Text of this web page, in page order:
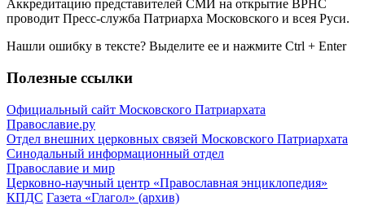
Аккредитацию представителей СМИ на открытие ВРНС
проводит Пресс-служба Патриарха Московского и всея Руси.
Нашли ошибку в тексте? Выделите ее и нажмите Ctrl + Enter
Полезные ссылки
Официальный сайт Московского Патриархата
Православие.ру
Отдел внешних церковных связей Московского Патриархата
Синодальный информационный отдел
Православие и мир
Церковно-научный центр «Православная энциклопедия»
КПДС Газета «Глагол» (архив)